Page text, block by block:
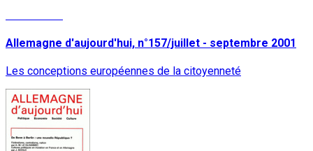
Allemagne d'aujourd'hui, n°157/juillet - septembre 2001
Les conceptions européennes de la citoyenneté